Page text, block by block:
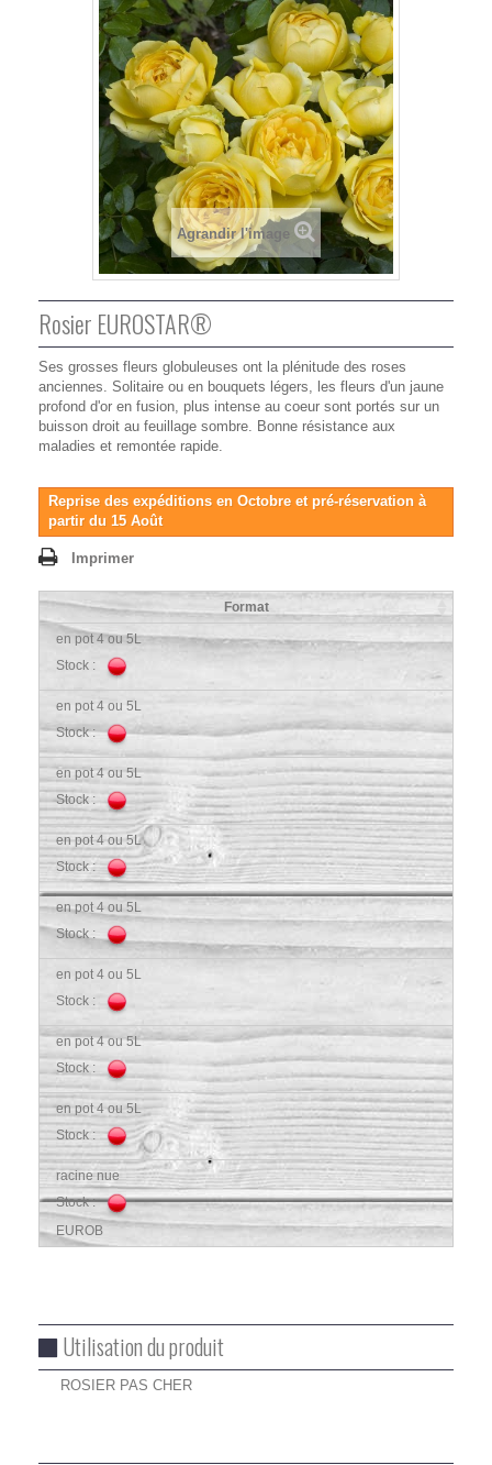
Agrandir l'image
Rosier EUROSTAR®
Ses grosses fleurs globuleuses ont la plénitude des roses
anciennes. Solitaire ou en bouquets légers, les fleurs d'un jaune
profond d'or en fusion, plus intense au coeur sont portés sur un
buisson droit au feuillage sombre. Bonne résistance aux
maladies et remontée rapide.
Reprise des expéditions en Octobre et pré-réservation à
partir du 15 Août
Imprimer
Format
en pot 4 ou 5L
Stock :
en pot 4 ou 5L
Stock :
en pot 4 ou 5L
Stock :
en pot 4 ou 5L
Stock :
en pot 4 ou 5L
Stock :
en pot 4 ou 5L
Stock :
en pot 4 ou 5L
Stock :
en pot 4 ou 5L
Stock :
racine nue
Stock :
EUROB
Utilisation du produit
ROSIER PAS CHER